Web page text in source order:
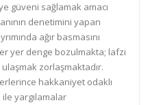
güveni sağlamak amacı
denetimini yapan
ağır basmasını
yer denge bozulmakta; lafzi
zorlaşmaktadır.
hakkaniyet odaklı
yargılamalar